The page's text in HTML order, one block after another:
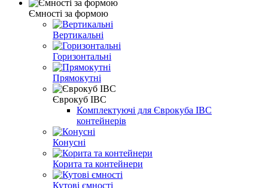
Ємності за формою
Вертикальні
Горизонтальні
Прямокутні
Єврокуб IBC
Комплектуючі для Єврокуба IBC
контейнерів
Конусні
Корита та контейнери
Кутові ємності